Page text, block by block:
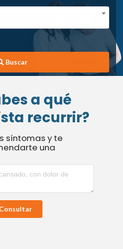
Buscar
a qué
recurrir?
síntomas y te
una
Consultar